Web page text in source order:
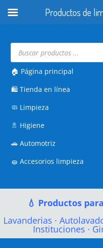
Búsqueda
productos
🏠 Página principal
🛍️Tienda en línea
🧼 Limpieza
🚿 Higiene
🚗Automotriz
🧽Accesorios limpieza
💧 Productos
Lavanderias ·
Instituciones ·
Productos de